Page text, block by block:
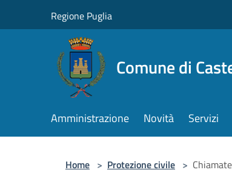
Regione Puglia
Comune di
Amministrazione Novità Servizi
Home > Protezione civile >